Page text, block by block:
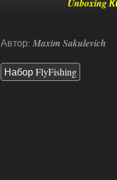
Unboxing
Автор: Maxim Sakulevich
Набор FlyFishing